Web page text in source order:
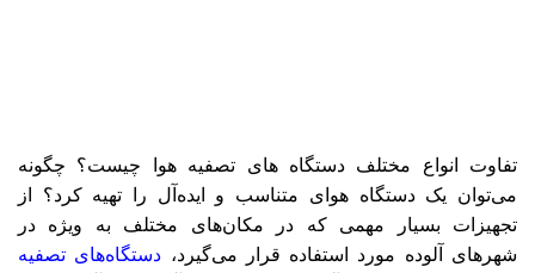
تفاوت انواع مختلف دستگاه‌ های تصفیه هوا چیست؟ چگونه
می‌توان یک دستگاه هوای متناسب و ایده‌آل را تهیه کرد؟ از
تجهیزات بسیار مهمی که در مکان‌های مختلف به ویژه در
شهرهای آلوده مورد استفاده قرار می‌گیرد، دستگاه‌های تصفیه